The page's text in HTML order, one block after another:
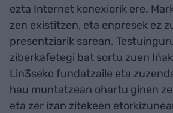
ezta Internet konexiorik ere.
zen existitzen, eta enpresek ez
presentziarik sarean.
ziberkafetegi bat sortu zuen
Lin3seko fundatzaile eta
hau muntatzean ohartu ginen
eta zer izan zitekeen